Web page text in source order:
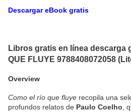
Descargar eBook gratis
Libros gratis en línea descarga
QUE FLUYE 9788408072058
Overview
Como el río que fluye recopila una
profundos relatos de Paulo Coelho,